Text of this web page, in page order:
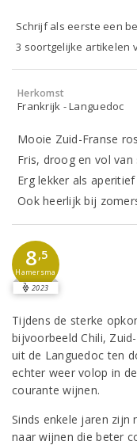
Schrijf als eerste een
3 soortgelijke artikelen
Herkomst
Frankrijk - Languedoc
Mooie Zuid-Franse
Fris, droog en vol van
Erg lekker als
Ook heerlijk bij
8,5
Hamersma
2023
Tijdens de sterke
bijvoorbeeld Chili,
uit de Languedoc ten
echter weer volop in
courante wijnen.
Sinds enkele jaren
naar wijnen die beter